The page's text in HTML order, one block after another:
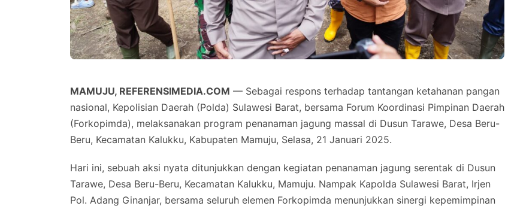
MAMUJU, REFERENSIMEDIA.COM — Sebagai respons terhadap tantangan ketahanan pangan
nasional, Kepolisian Daerah (Polda) Sulawesi Barat, bersama Forum Koordinasi Pimpinan Daerah
(Forkopimda), melaksanakan program penanaman jagung massal di Dusun Tarawe, Desa Beru-
Beru, Kecamatan Kalukku, Kabupaten Mamuju, Selasa, 21 Januari 2025.
Hari ini, sebuah aksi nyata ditunjukkan dengan kegiatan penanaman jagung serentak di Dusun
Tarawe, Desa Beru-Beru, Kecamatan Kalukku, Mamuju. Nampak Kapolda Sulawesi Barat, Irjen
Pol. Adang Ginanjar, bersama seluruh elemen Forkopimda menunjukkan sinergi kepemimpinan